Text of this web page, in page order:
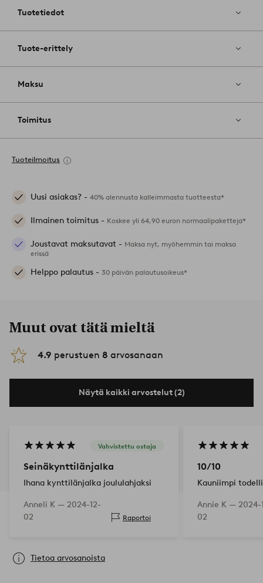
Tuotetiedot
Tuote-erittely
Maksu
Toimitus
Tuoteilmoitus
Uusi asiakas? - 40% alennusta kalleimmasta tuotteesta*
Ilmainen toimitus - Koskee yli 64,90 euron normaalipaketteja*
Joustavat maksutavat - Maksa nyt, myöhemmin tai maksa
erissä
Helppo palautus - 30 päivän palautusoikeus*
Muut ovat tätä mieltä
4.9 perustuen 8 arvosanaan
Näytä kaikki arvostelut (2)
Vahvistettu ostaja
Seinäkynttilänjalka
Ihana kynttilänjalka joululahjaksi
Anneli K — 2024-12-
02
Raportoi
10/10
Kauniimpi
Annie K — 2024-
02
Tietoa arvosanoista